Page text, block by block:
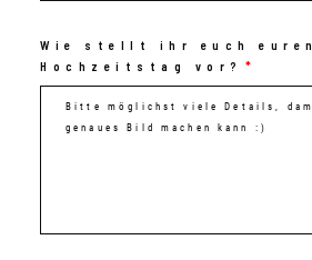
Wie stellt ihr euch euren
Hochzeitstag vor?